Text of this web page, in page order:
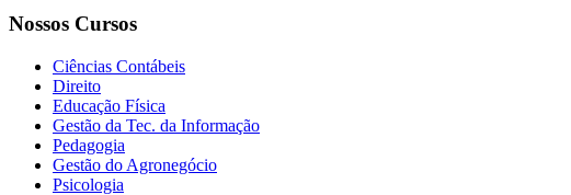
Nossos Cursos
Ciências Contábeis
Direito
Educação Física
Gestão da Tec. da Informação
Pedagogia
Gestão do Agronegócio
Psicologia